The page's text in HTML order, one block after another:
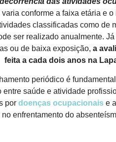
conforme a faixa etária e
classificadas como de
ser realizado anualmente.
ou de baixa exposição, a
feita a cada dois anos na
periódico é
entre saúde e atividade
por doenças ocupacionaise
no enfrentamento do